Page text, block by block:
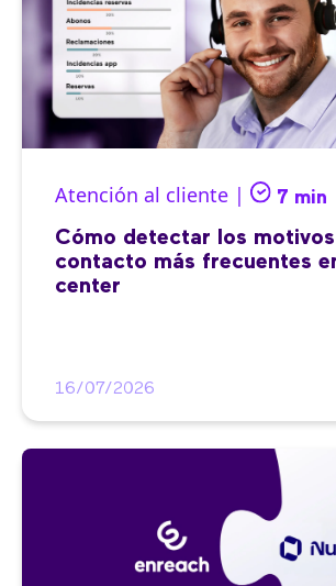
Atención al cliente | 7 min
Cómo detectar los
contacto más frecuentes
center
16/07/2026